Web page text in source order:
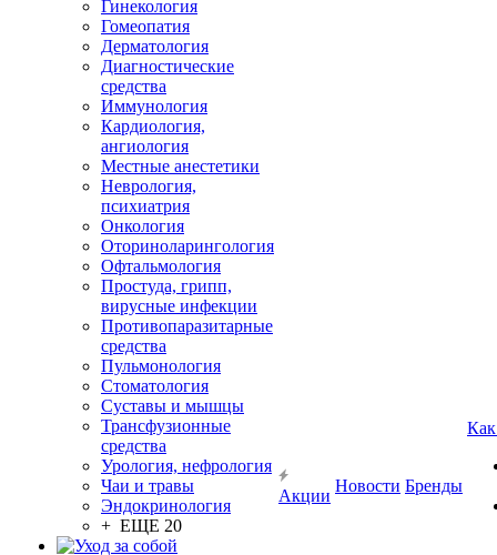
Гинекология
Гомеопатия
Дерматология
Диагностические
средства
Иммунология
Кардиология,
ангиология
Местные анестетики
Неврология,
психиатрия
Онкология
Оториноларингология
Офтальмология
Простуда, грипп,
вирусные инфекции
Противопаразитарные
средства
Пульмонология
Стоматология
Суставы и мышцы
Трансфузионные
средства
Урология, нефрология
Чаи и травы
Эндокринология
+ ЕЩЕ 20
Акции
Новости Бренды